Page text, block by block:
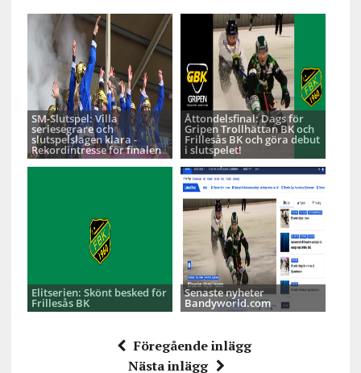
SM-Slutspel: Villa
seriesegrare och
slutspelslagen klara -
Rekordintresse för finalen
Åttondelsfinal: Dags för
Gripen Trollhättan BK och
Frillesås BK och göra debut
i slutspelet!
Elitserien: Skönt besked för
Frillesås BK
Senaste nyheter
Bandyworld.com
Föregående inlägg
Nästa inlägg